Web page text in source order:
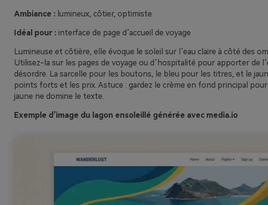
Ambiance :lumineux, côtier, optimiste
Idéal pour :interface de page d’accueil de voyage
Lumineuse et côtière, elle évoque le soleil sur l’eau claire à côté des
Utilisez-la sur les pages de voyage ou d’hospitalité pour apporter de
désordre. La sarcelle pour les boutons, le bleu pour les titres, et le
points forts et les prix. Astuce : gardez le crème en fond principal
jaune ne domine le texte.
Exemple d’image du lagon ensoleillé générée avec media.io